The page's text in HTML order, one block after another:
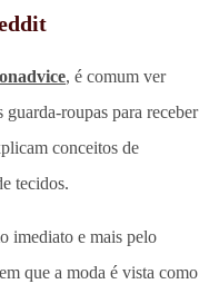
, é comum ver
roupas para receber
conceitos de
tecidos.
imediato e mais pelo
que a moda é vista como